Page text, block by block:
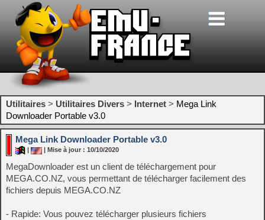
Utilitaires > Utilitaires Divers > Internet > Mega Link
Downloader Portable v3.0
Mega Link Downloader Portable v3.0
| Mise à jour : 10/10/2020
MegaDownloader est un client de téléchargement pour
MEGA.CO.NZ, vous permettant de télécharger facilement des
fichiers depuis MEGA.CO.NZ
- Rapide: Vous pouvez télécharger plusieurs fichiers